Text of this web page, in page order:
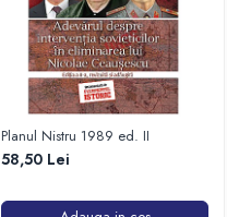
Planul Nistru 1989 ed. II
58,50 Lei